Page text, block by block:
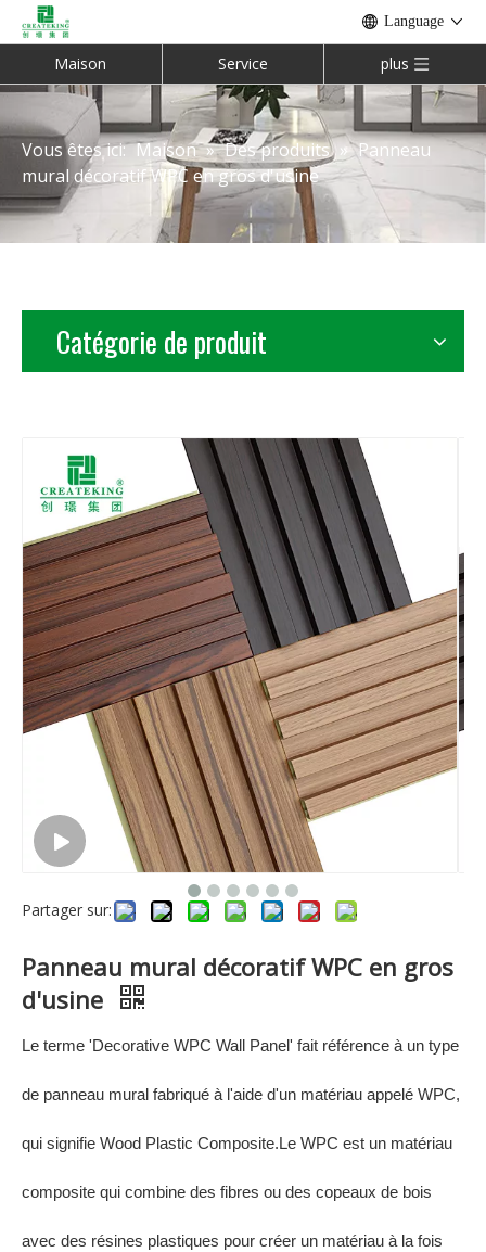
Language
Maison Service plus
Vous êtes ici: Maison » Des produits » Panneau
mural décoratif WPC en gros d'usine
Catégorie de produit
Partager sur:
Panneau mural décoratif WPC en gros
d'usine
Le terme 'Decorative WPC Wall Panel' fait référence à un type
de panneau mural fabriqué à l'aide d'un matériau appelé WPC,
qui signifie Wood Plastic Composite.Le WPC est un matériau
composite qui combine des fibres ou des copeaux de bois
avec des résines plastiques pour créer un matériau à la fois